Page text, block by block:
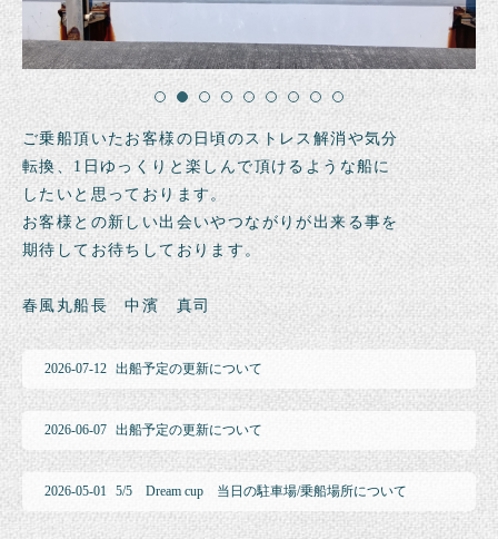
ご乗船頂いたお客様の日頃のストレス解消や気分
転換、1日ゆっくりと楽しんで頂けるような船に
したいと思っております。
お客様との新しい出会いやつながりが出来る事を
期待してお待ちしております。
春風丸船長 中濱 真司
2026-07-12 出船予定の更新について
2026-06-07 出船予定の更新について
2026-05-01 5/5 Dream cup 当日の駐車場/乗船場所について